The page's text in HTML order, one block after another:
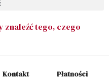
znaleźć tego, czego
Kontakt
Płatności